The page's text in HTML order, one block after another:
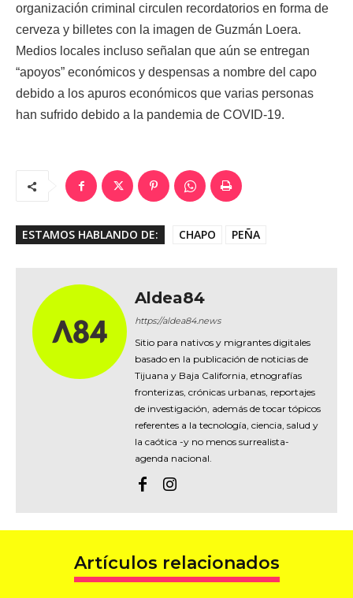
organización criminal circulen recordatorios en forma de
cerveza y billetes con la imagen de Guzmán Loera.
Medios locales incluso señalan que aún se entregan
“apoyos” económicos y despensas a nombre del capo
debido a los apuros económicos que varias personas
han sufrido debido a la pandemia de COVID-19.
ESTAMOS HABLANDO DE: CHAPO PEÑA
Aldea84
https://aldea84.news
Sitio para nativos y migrantes digitales
basado en la publicación de noticias de
Tijuana y Baja California, etnografías
fronterizas, crónicas urbanas, reportajes
de investigación, además de tocar tópicos
referentes a la tecnología, ciencia, salud y
la caótica -y no menos surrealista-
agenda nacional.
Artículos relacionados